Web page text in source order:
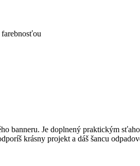
banneru. Je doplnený praktickým
krásny projekt a dáš šancu